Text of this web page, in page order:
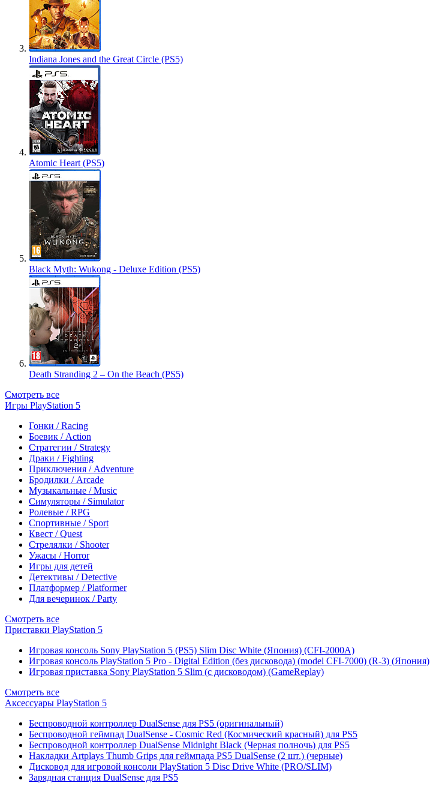
Indiana Jones and the Great Circle (PS5)
Atomic Heart (PS5)
Black Myth: Wukong - Deluxe Edition (PS5)
Death Stranding 2 – On the Beach (PS5)
Смотреть все
Игры PlayStation 5
Гонки / Racing
Боевик / Action
Стратегии / Strategy
Драки / Fighting
Приключения / Adventure
Бродилки / Arcade
Музыкальные / Music
Симуляторы / Simulator
Ролевые / RPG
Спортивные / Sport
Квест / Quest
Стрелялки / Shooter
Ужасы / Horror
Игры для детей
Детективы / Detective
Платформер / Platformer
Для вечеринок / Party
Смотреть все
Приставки PlayStation 5
Игровая консоль Sony PlayStation 5 (PS5) Slim Disc White (Япония) (CFI-2000A)
Игровая консоль PlayStation 5 Pro - Digital Edition (без дисковода) (model CFI-7000) (R-3) (Япония)
Игровая приставка Sony PlayStation 5 Slim (с дисководом) (GameReplay)
Смотреть все
Аксессуары PlayStation 5
Беспроводной контроллер DualSense для PS5 (оригинальный)
Беспроводной геймпад DualSense - Cosmic Red (Космический красный) для PS5
Беспроводной контроллер DualSense Midnight Black (Черная полночь) для PS5
Накладки Artplays Thumb Grips для геймпада PS5 DualSense (2 шт.) (черные)
Дисковод для игровой консоли PlayStation 5 Disc Drive White (PRO/SLIM)
Зарядная станция DualSense для PS5